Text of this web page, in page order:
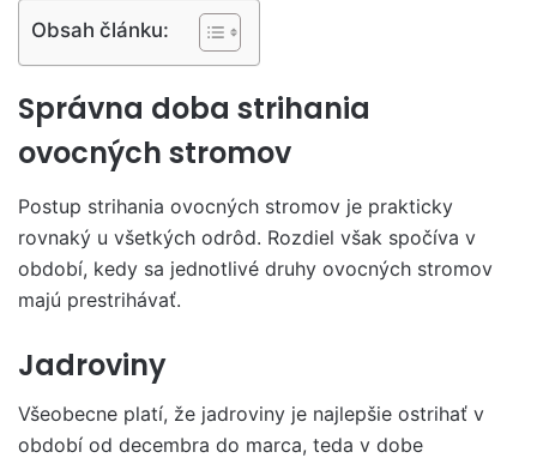
Obsah článku:
Správna doba strihania
ovocných stromov
Postup strihania ovocných stromov je prakticky
rovnaký u všetkých odrôd. Rozdiel však spočíva v
období, kedy sa jednotlivé druhy ovocných stromov
majú prestrihávať.
Jadroviny
Všeobecne platí, že jadroviny je najlepšie ostrihať v
období od decembra do marca, teda v dobe